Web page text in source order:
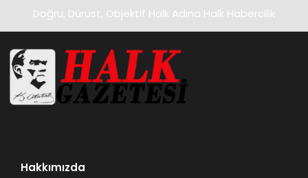
Doğru, Dürüst, Objektif Halk Adına Halk Habercilik
Hakkımızda